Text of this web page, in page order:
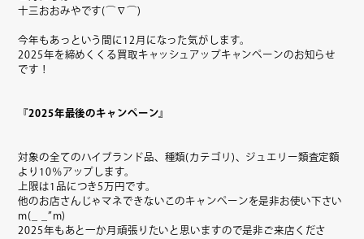
十三おおみやです(⌒∇⌒)
今年もあっという間に12月になった気がします。
2025年を締めくくる買取キャッシュアップキャンペーンのお知らせ
です！
『2025年最後のキャンペーン』
対象の全てのハイブランド品、種類(カテゴリ)、ジュエリー類査定額
より10％アップします。
上限は1品につき5万円です。
他のお店さんじゃマネできないこのキャンペーンを是非お使い下さい
m(_ _”m)
2025年もあと一か月頑張りたいと思いますので是非ご来店くださ